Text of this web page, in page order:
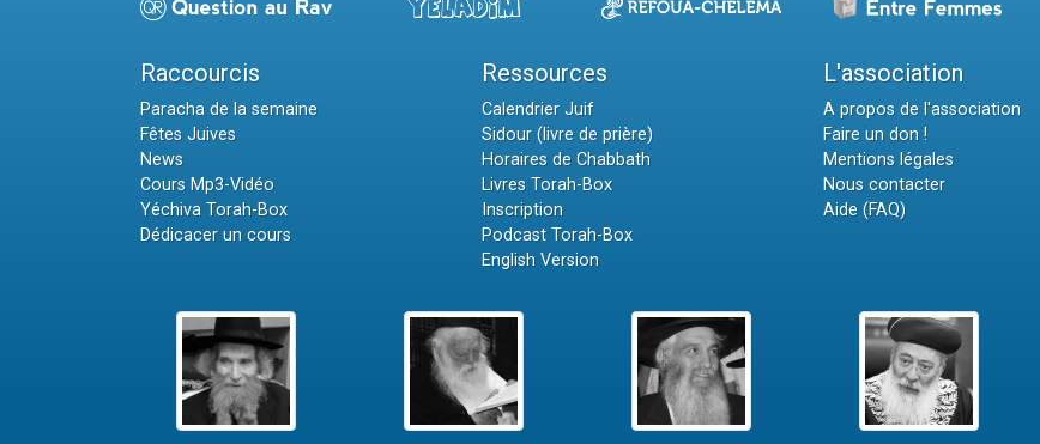
Raccourcis
Paracha de la semaine
Fêtes Juives
News
Cours Mp3-Vidéo
Yéchiva Torah-Box
Dédicacer un cours
Ressources
Calendrier Juif
Sidour (livre de prière)
Horaires de Chabbath
Livres Torah-Box
Inscription
Podcast Torah-Box
English Version
L'association
A propos de l'association
Faire un don !
Mentions légales
Nous contacter
Aide (FAQ)